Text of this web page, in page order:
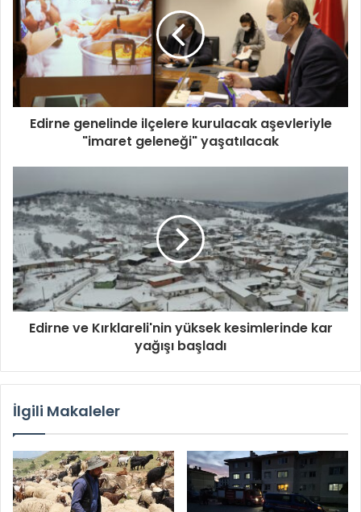
Edirne genelinde ilçelere kurulacak aşevleriyle
"imaret geleneği" yaşatılacak
Edirne ve Kırklareli'nin yüksek kesimlerinde kar
yağışı başladı
İlgili Makaleler